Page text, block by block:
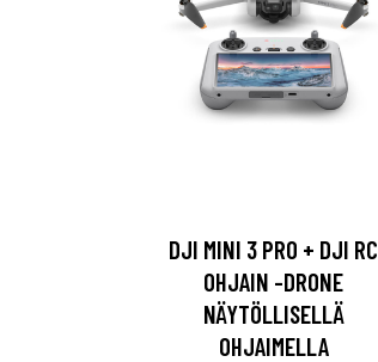
DJI MINI 3 PRO + DJI RC
OHJAIN -DRONE
NÄYTÖLLISELLÄ
OHJAIMELLA